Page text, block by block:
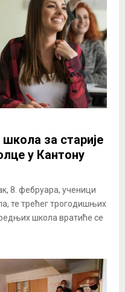
за старије
у Кантону
8. фебруара, ученици
те трећег трогодишњих
школа вратиће се